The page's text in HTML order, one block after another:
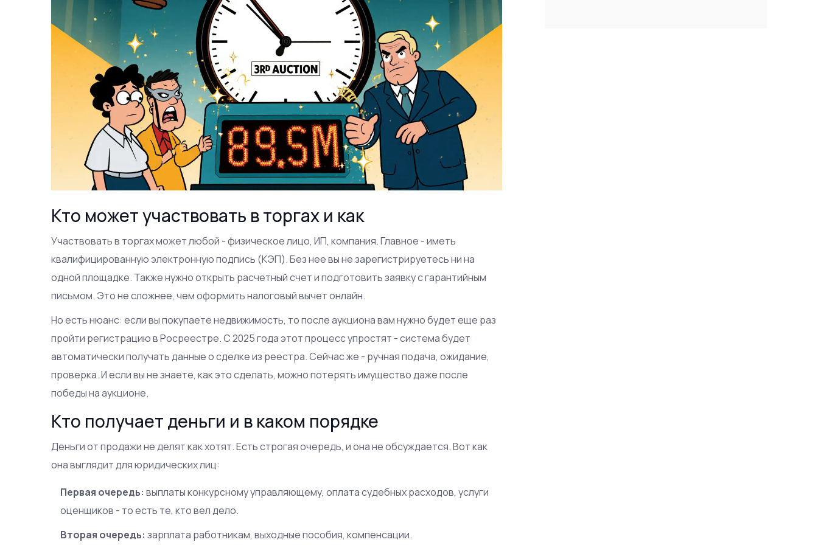
Кто может участвовать в торгах и как
Участвовать в торгах может любой - физическое лицо, ИП, компания. Главное - иметь
квалифицированную электронную подпись (КЭП). Без нее вы не зарегистрируетесь ни на
одной площадке. Также нужно открыть расчетный счет и подготовить заявку с гарантийным
письмом. Это не сложнее, чем оформить налоговый вычет онлайн.
Но есть нюанс: если вы покупаете недвижимость, то после аукциона вам нужно будет еще раз
пройти регистрацию в Росреестре. С 2025 года этот процесс упростят - система будет
автоматически получать данные о сделке из реестра. Сейчас же - ручная подача, ожидание,
проверка. И если вы не знаете, как это сделать, можно потерять имущество даже после
победы на аукционе.
Кто получает деньги и в каком порядке
Деньги от продажи не делят как хотят. Есть строгая очередь, и она не обсуждается. Вот как
она выглядит для юридических лиц:
Первая очередь: выплаты конкурсному управляющему, оплата судебных расходов, услуги
оценщиков - то есть те, кто вел дело.
Вторая очередь: зарплата работникам, выходные пособия, компенсации.